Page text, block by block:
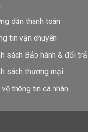
dẫn thanh toán
tin vận chuyển
sách Bảo hành & đổi trả
sách thương mại
vệ thông tin cá nhân